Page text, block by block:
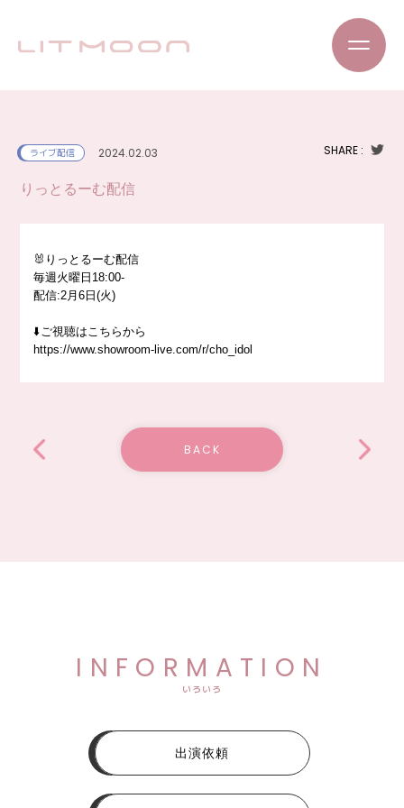
ライブ配信 2024.02.03 SHARE :
りっとるーむ配信
🐰りっとるーむ配信
毎週火曜日18:00-
配信:2月6日(火)
⬇️ご視聴はこちらから
https://www.showroom-live.com/r/cho_idol
BACK
INFORMATION
いろいろ
出演依頼